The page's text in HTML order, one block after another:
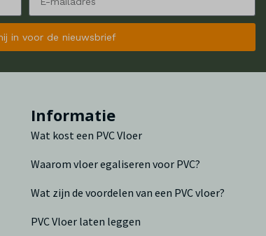
in voor de nieuwsbrief
Informatie
Wat kost een PVC Vloer
Waarom vloer egaliseren voor PVC?
Wat zijn de voordelen van een PVC vloer?
PVC Vloer laten leggen